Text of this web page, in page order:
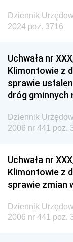
Dziennik
2024 poz. 3716
Uchwała nr
Klimontowie z
sprawie
dróg gminnych
Dziennik
2006 nr 441 poz.
Uchwała nr
Klimontowie z
sprawie zmian
Dziennik
2006 nr 441 poz.